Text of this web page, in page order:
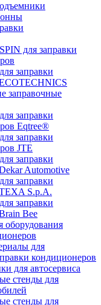
для заправки
заправки
заправочные
заправки
Eqtree®
заправки
JTE
заправки
Automotive
заправки
S.p.A.
заправки
Bee
оборудования
для
кондиционеров
для автосервиса
стенды для
стенды для